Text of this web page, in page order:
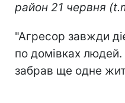
район 21 червня
"Агресор завжди
по домівках
забрав ще одне